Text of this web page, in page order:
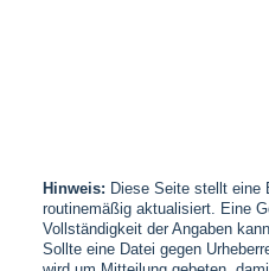
Hinweis: Diese Seite stellt eine
routinemäßig aktualisiert. Eine
Vollständigkeit der Angaben
Sollte eine Datei gegen